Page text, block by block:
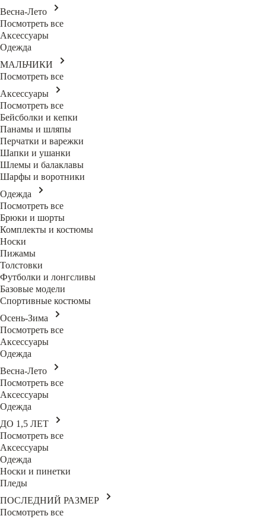
Весна-Лето
Посмотреть все
Аксессуары
Одежда
МАЛЬЧИКИ
Посмотреть все
Аксессуары
Посмотреть все
Бейсболки и кепки
Панамы и шляпы
Перчатки и варежки
Шапки и ушанки
Шлемы и балаклавы
Шарфы и воротники
Одежда
Посмотреть все
Брюки и шорты
Комплекты и костюмы
Носки
Пижамы
Толстовки
Футболки и лонгсливы
Базовые модели
Спортивные костюмы
Осень-Зима
Посмотреть все
Аксессуары
Одежда
Весна-Лето
Посмотреть все
Аксессуары
Одежда
ДО 1,5 ЛЕТ
Посмотреть все
Аксессуары
Одежда
Носки и пинетки
Пледы
ПОСЛЕДНИЙ РАЗМЕР
Посмотреть все